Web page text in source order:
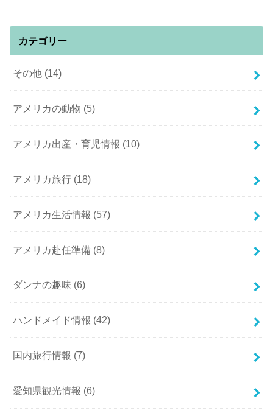
カテゴリー
その他 (14)
アメリカの動物 (5)
アメリカ出産・育児情報 (10)
アメリカ旅行 (18)
アメリカ生活情報 (57)
アメリカ赴任準備 (8)
ダンナの趣味 (6)
ハンドメイド情報 (42)
国内旅行情報 (7)
愛知県観光情報 (6)